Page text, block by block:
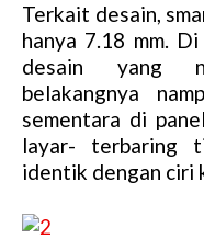
Terkait desain,
hanya 7.18 mm.
desain yang
belakangnya
sementara di
layar- terbaring
identik dengan ciri